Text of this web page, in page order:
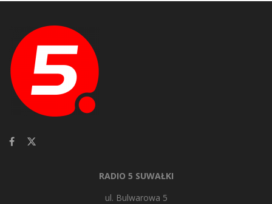
RADIO 5 SUWAŁKI
ul. Bulwarowa 5